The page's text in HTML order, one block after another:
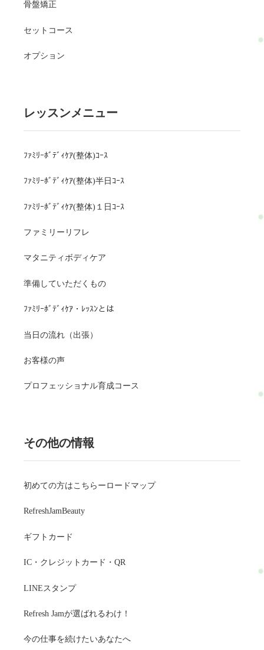
骨盤矯正
セットコース
オプション
レッスンメニュー
ﾌｧﾐﾘｰﾎﾞﾃﾞｨｹｱ(整体)ｺｰｽ
ﾌｧﾐﾘｰﾎﾞﾃﾞｨｹｱ(整体)半日ｺｰｽ
ﾌｧﾐﾘｰﾎﾞﾃﾞｨｹｱ(整体)１日ｺｰｽ
ファミリーリフレ
マタニティボディケア
準備していただくもの
ﾌｧﾐﾘｰﾎﾞﾃﾞｨｹｱ・ﾚｯｽﾝとは
当日の流れ（出張）
お客様の声
プロフェッショナル育成コース
その他の情報
初めての方はこちらーロードマップ
RefreshJamBeauty
ギフトカード
IC・クレジットカード・QR
LINEスタンプ
Refresh Jamが選ばれるわけ！
今の仕事を続けたいあなたへ